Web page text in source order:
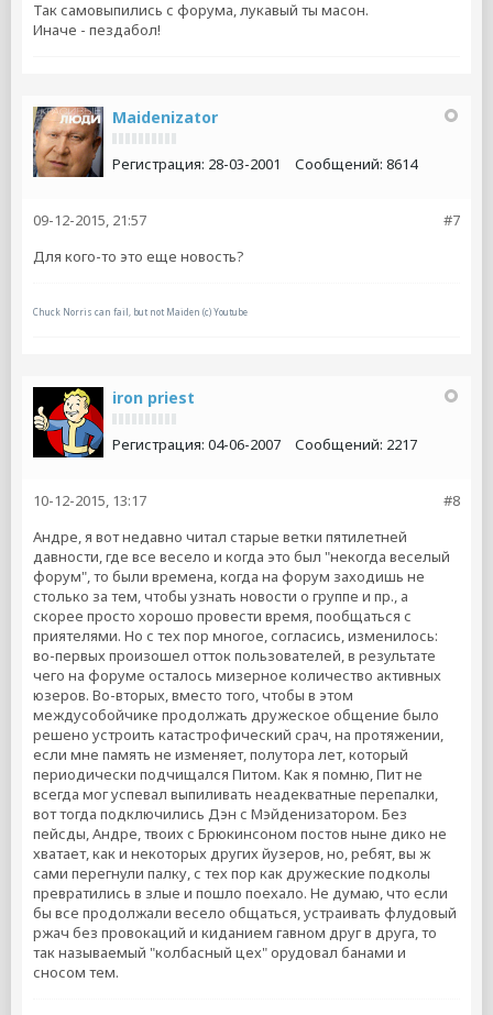
Так самовыпились с форума, лукавый ты масон.
Иначе - пездабол!
Maidenizator
Регистрация: 28-03-2001 Сообщений: 8614
#7
09-12-2015, 21:57
Для кого-то это еще новость?
Chuck Norris can fail, but not Maiden (c) Youtube
iron priest
Регистрация: 04-06-2007 Сообщений: 2217
#8
10-12-2015, 13:17
Андре, я вот недавно читал старые ветки пятилетней
давности, где все весело и когда это был "некогда веселый
форум", то были времена, когда на форум заходишь не
столько за тем, чтобы узнать новости о группе и пр., а
скорее просто хорошо провести время, пообщаться с
приятелями. Но с тех пор многое, согласись, изменилось:
во-первых произошел отток пользователей, в результате
чего на форуме осталось мизерное количество активных
юзеров. Во-вторых, вместо того, чтобы в этом
междусобойчике продолжать дружеское общение было
решено устроить катастрофический срач, на протяжении,
если мне память не изменяет, полутора лет, который
периодически подчищался Питом. Как я помню, Пит не
всегда мог успевал выпиливать неадекватные перепалки,
вот тогда подключились Дэн с Мэйденизатором. Без
пейсды, Андре, твоих с Брюкинсоном постов ныне дико не
хватает, как и некоторых других йузеров, но, ребят, вы ж
сами перегнули палку, с тех пор как дружеские подколы
превратились в злые и пошло поехало. Не думаю, что если
бы все продолжали весело общаться, устраивать флудовый
ржач без провокаций и киданием гавном друг в друга, то
так называемый "колбасный цех" орудовал банами и
сносом тем.